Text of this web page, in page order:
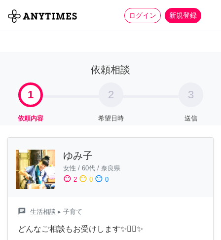
ログイン 新規登録
全て 家事 more_horiz
依頼相談
1
依頼内容
2
希望日時
3
送信
ゆみ子
女性 / 60代 / 奈良県
sentiment_satisfied 2 sentiment_neutral 0 sentiment_dissatisfied 0
chat 生活相談 ▸ 子育て
どんなご相談もお受けします✨🧚‍♀️✨